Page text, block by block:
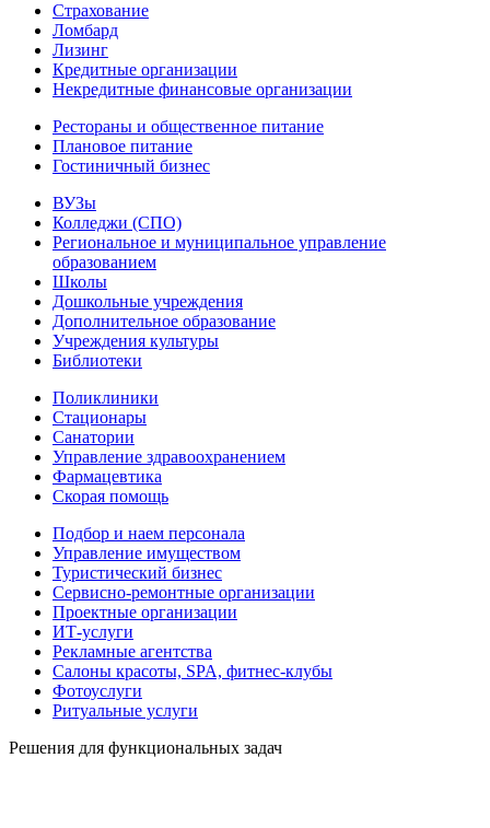
Страхование
Ломбард
Лизинг
Кредитные организации
Некредитные финансовые организации
Рестораны и общественное питание
Плановое питание
Гостиничный бизнес
ВУЗы
Колледжи (СПО)
Региональное и муниципальное управление
образованием
Школы
Дошкольные учреждения
Дополнительное образование
Учреждения культуры
Библиотеки
Поликлиники
Стационары
Санатории
Управление здравоохранением
Фармацевтика
Скорая помощь
Подбор и наем персонала
Управление имуществом
Туристический бизнес
Сервисно-ремонтные организации
Проектные организации
ИТ-услуги
Рекламные агентства
Салоны красоты, SPA, фитнес-клубы
Фотоуслуги
Ритуальные услуги
Решения для функциональных задач